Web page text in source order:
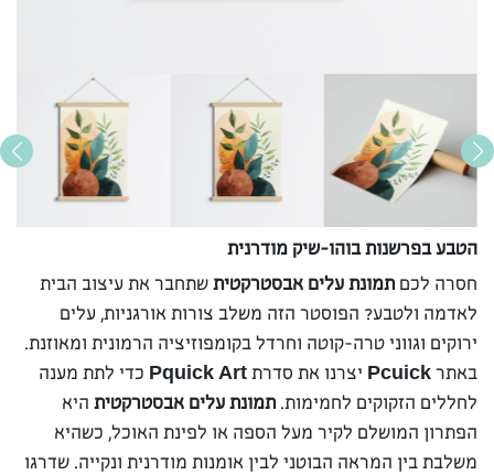
הטבע בפרשנות בוהו-שיק מודרנית
חסרה לכם תמונת עלים אבסטרקטית שתחבר את עיצוב הבית
לאדמה ולטבע? הפוסטר הזה משלב צורות אורגניות, עלים
ירוקים וגווני טרה-קוטה וחרדל בקומפוזיציה הרמונית ומאוזנת.
באתר Pcuick יצרנו את סדרת Pquick Art כדי לתת מענה
לחללים הזקוקים לחמימות. תמונת עלים אבסטרקטית היא
הפתרון המושלם לקיר מעל הספה או לפינת האוכל, כשהיא
משלבת בין המראה הבוטני לבין אומנות מודרנית ונקייה. שדרגו